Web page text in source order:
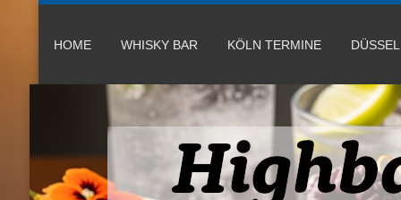
HOME WHISKY BAR KÖLN TERMINE